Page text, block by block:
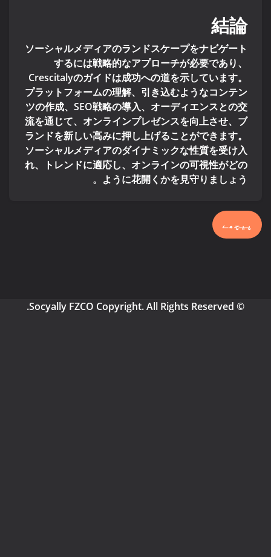
結論
ソーシャルメディアのランドスケープをナビゲート
するには戦略的なアプローチが必要であり、
Crescitalyのガイドは成功への道を示しています。
プラットフォームの理解、引き込むようなコンテン
ツの作成、SEO戦略の導入、オーディエンスとの交
流を通じて、オンラインプレゼンスを向上させ、ブ
ランドを新しい高みに押し上げることができます。
ソーシャルメディアのダイナミックな性質を受け入
れ、トレンドに適応し、オンラインの可視性がどの
ように花開くかを見守りましょう。
پیچھے
© Socyally FZCO Copyright. All Rights Reserved.